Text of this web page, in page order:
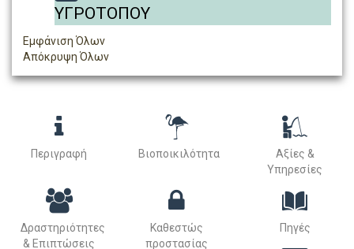
ΥΓΡΟΤΟΠΟΥ
Εμφάνιση Όλων
Απόκρυψη Όλων
Περιγραφή Βιοποικιλότητα
Αξίες &
Υπηρεσίες
Δραστηριότητες
& Επιπτώσεις
Καθεστώς
προστασίας
Πηγές